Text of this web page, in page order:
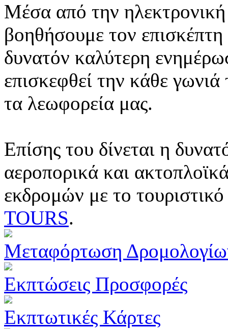
Μέσα από την ηλεκτρονική
βοηθήσουμε τον
δυνατόν καλύτερη
επισκεφθεί την κάθε
τα λεωφορεία μας.
Επίσης του δίνεται η
αεροπορικά και
εκδρομών με το
TOURS.
Μεταφόρτωση
Εκπτώσεις Προσφορές
Εκπτωτικές Κάρτες